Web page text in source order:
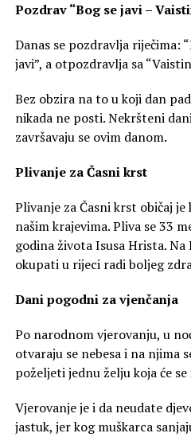
Pozdrav “Bog se javi –
Danas se pozdravlja riječima:
javi”, a otpozdravlja sa
Bez obzira na to u koji dan
nikada ne posti. Nekršteni
završavaju se ovim danom.
Plivanje za Časni krst
Plivanje za Časni krst običaj
našim krajevima. Pliva se 33
godina života Isusa Hrista. Na
okupati u rijeci radi boljeg
Dani pogodni za vjenčanja
Po narodnom vjerovanju, u
otvaraju se nebesa i na njima
poželjeti jednu želju koja će
Vjerovanje je i da neudate
jastuk, jer kog muškarca